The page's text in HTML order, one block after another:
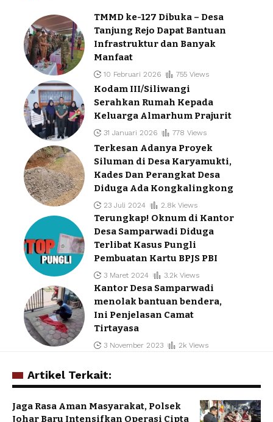
TMMD ke-127 Dibuka – Desa
Tanjung Rejo Dapat Bantuan
Infrastruktur dan Banyak
Manfaat
10 Februari 2026 755 Views
Kodam III/Siliwangi
Serahkan Rumah Kepada
Keluarga Almarhum Prajurit
31 Januari 2026 778 Views
Terkesan Adanya Proyek
Siluman di Desa Karyamukti,
Kades Dan Perangkat Desa
Diduga Ada Kongkalingkong
23 Juli 2024 2.8k Views
Terungkap! Oknum di Kantor
Desa Samparwadi Diduga
Terlibat Kasus Pungli
Pembuatan Kartu BPJS PBI
3 Maret 2024 3.2k Views
Kantor Desa Samparwadi
menolak bantuan bendera,
Ini Penjelasan Camat
Tirtayasa
3 November 2023 2k Views
Artikel Terkait:
Jaga Rasa Aman Masyarakat, Polsek
Johar Baru Intensifkan Operasi Cipta